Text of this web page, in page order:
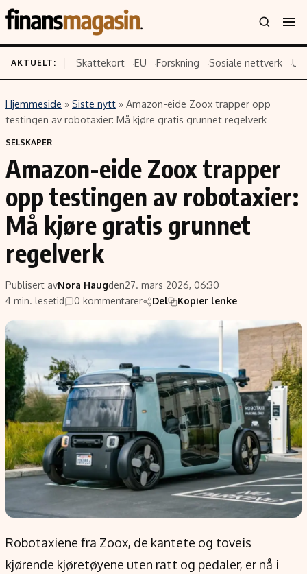
Innhold
Siste nytt
Eiendom
Energi og klima
Finans
Fritid
Hav og sjømat
Verden
Emner
Politikk
Selskaper
Teknologi
Forskning
Google
Kunstig intelligens
Infrastruktur
BitCoin
EU-Kommisjonen
Grønt skifte
Retningslinjer
Personvernerklæring
Annonsepolicy
Brukervilkår
Cookiepolicy
Retningslinjer for rettelser
Redaksjonell policy
Informasjon
AKTUELT: Skattekort EU Forskning Sosiale nettverk
Hjemmeside » Siste nytt » Amazon-eide Zoox trapper opp
testingen av robotaxier: Må kjøre gratis grunnet regelverk
SELSKAPER
Amazon-eide Zoox trapper
opp testingen av robotaxier:
Må kjøre gratis grunnet
regelverk
Publisert avNora Haugden27. mars 2026, 06:30
4 min. lesetid
0 kommentarer Del Kopier lenke
Robotaxiene fra Zoox, de kantete og toveis
kjørende kjøretøyene uten ratt og pedaler, er nå i